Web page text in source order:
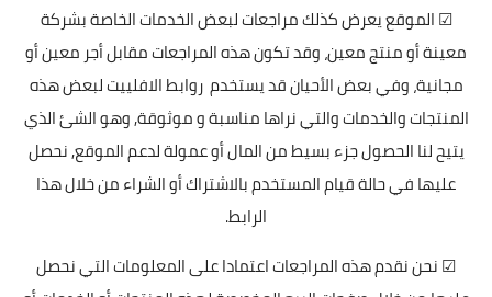
☑ الموقع يعرض كذلك مراجعات لبعض الخدمات الخاصة بشركة
معينة أو منتج معين، وقد تكون هذه المراجعات مقابل أجر معين أو
مجانية، وفي بعض الأحيان قد يستخدم روابط الافلييت لبعض هذه
المنتجات والخدمات والتي نراها مناسبة و موثوقة, وهو الشئ الذي
يتيح لنا الحصول جزء بسيط من المال أو عمولة لدعم الموقع, نحصل
عليها في حالة قيام المستخدم بالاشتراك أو الشراء من خلال هذا
الرابط.
☑ نحن نقدم هذه المراجعات اعتمادا على المعلومات التي نحصل